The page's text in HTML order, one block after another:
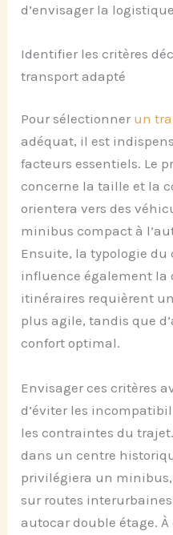
d’envisager la
Identifier les critères
transport adapté
Pour sélectionner un
adéquat, il est
facteurs essentiels. Le
concerne la taille et la
orientera vers des
minibus compact à
Ensuite, la typologie
influence également la
itinéraires requièrent
plus agile, tandis que
confort optimal.
Envisager ces critères
d’éviter les
les contraintes du
dans un centre
privilégiera un
sur routes
autocar double étage.